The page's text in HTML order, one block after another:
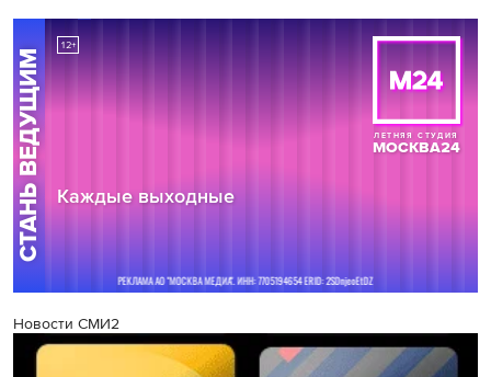
Новости СМИ2